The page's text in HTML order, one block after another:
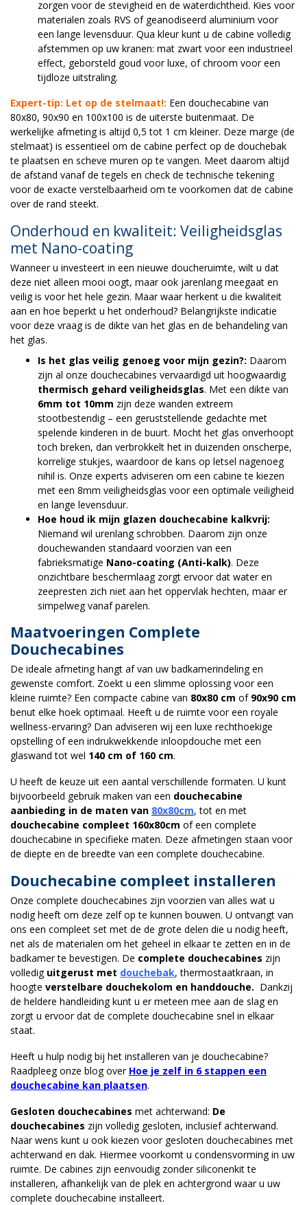
zorgen voor de stevigheid en de waterdichtheid. Kies voor
materialen zoals RVS of geanodiseerd aluminium voor
een lange levensduur. Qua kleur kunt u de cabine volledig
afstemmen op uw kranen: mat zwart voor een industrieel
effect, geborsteld goud voor luxe, of chroom voor een
tijdloze uitstraling.
Expert-tip: Let op de stelmaat!: Een douchecabine van
80x80, 90x90 en 100x100 is de uiterste buitenmaat. De
werkelijke afmeting is altijd 0,5 tot 1 cm kleiner. Deze marge (de
stelmaat) is essentieel om de cabine perfect op de douchebak
te plaatsen en scheve muren op te vangen. Meet daarom altijd
de afstand vanaf de tegels en check de technische tekening
voor de exacte verstelbaarheid om te voorkomen dat de cabine
over de rand steekt.
Onderhoud en kwaliteit: Veiligheidsglas
met Nano-coating
Wanneer u investeert in een nieuwe doucheruimte, wilt u dat
deze niet alleen mooi oogt, maar ook jarenlang meegaat en
veilig is voor het hele gezin. Maar waar herkent u die kwaliteit
aan en hoe beperkt u het onderhoud? Belangrijkste indicatie
voor deze vraag is de dikte van het glas en de behandeling van
het glas.
Is het glas veilig genoeg voor mijn gezin?: Daarom
zijn al onze douchecabines vervaardigd uit hoogwaardig
thermisch gehard veiligheidsglas. Met een dikte van
6mm tot 10mm zijn deze wanden extreem
stootbestendig – een geruststellende gedachte met
spelende kinderen in de buurt. Mocht het glas onverhoopt
toch breken, dan verbrokkelt het in duizenden onscherpe,
korrelige stukjes, waardoor de kans op letsel nagenoeg
nihil is. Onze experts adviseren om een cabine te kiezen
met een 8mm veiligheidsglas voor een optimale veiligheid
en lange levensduur.
Hoe houd ik mijn glazen douchecabine kalkvrij:
Niemand wil urenlang schrobben. Daarom zijn onze
douchewanden standaard voorzien van een
fabrieksmatige Nano-coating (Anti-kalk). Deze
onzichtbare beschermlaag zorgt ervoor dat water en
zeepresten zich niet aan het oppervlak hechten, maar er
simpelweg vanaf parelen.
Maatvoeringen Complete
Douchecabines
De ideale afmeting hangt af van uw badkamerindeling en
gewenste comfort. Zoekt u een slimme oplossing voor een
kleine ruimte? Een compacte cabine van 80x80 cm of 90x90 cm
benut elke hoek optimaal. Heeft u de ruimte voor een royale
wellness-ervaring? Dan adviseren wij een luxe rechthoekige
opstelling of een indrukwekkende inloopdouche met een
glaswand tot wel 140 cm of 160 cm.
U heeft de keuze uit een aantal verschillende formaten. U kunt
bijvoorbeeld gebruik maken van een douchecabine
aanbieding in de maten van 80x80cm, tot en met
douchecabine compleet 160x80cm of een complete
douchecabine in specifieke maten. Deze afmetingen staan voor
de diepte en de breedte van een complete douchecabine.
Douchecabine compleet installeren
Onze complete douchecabines zijn voorzien van alles wat u
nodig heeft om deze zelf op te kunnen bouwen. U ontvangt van
ons een compleet set met de de grote delen die u nodig heeft,
net als de materialen om het geheel in elkaar te zetten en in de
badkamer te bevestigen. De complete douchecabines zijn
volledig uitgerust met douchebak, thermostaatkraan, in
hoogte verstelbare douchekolom en handdouche. Dankzij
de heldere handleiding kunt u er meteen mee aan de slag en
zorgt u ervoor dat de complete douchecabine snel in elkaar
staat.
Heeft u hulp nodig bij het installeren van je douchecabine?
Raadpleeg onze blog over Hoe je zelf in 6 stappen een
douchecabine kan plaatsen.
Gesloten douchecabines met achterwand: De
douchecabines zijn volledig gesloten, inclusief achterwand.
Naar wens kunt u ook kiezen voor gesloten douchecabines met
achterwand en dak. Hiermee voorkomt u condensvorming in uw
ruimte. De cabines zijn eenvoudig zonder siliconenkit te
installeren, afhankelijk van de plek en achtergrond waar u uw
complete douchecabine installeert.